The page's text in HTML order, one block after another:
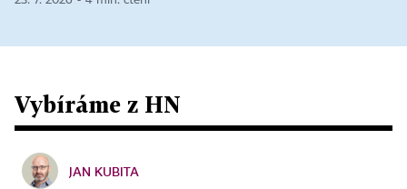
Vybíráme z HN
JAN KUBITA